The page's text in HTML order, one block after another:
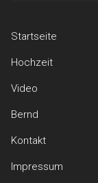
Startseite
Hochzeit
Video
Bernd
Kontakt
Impressum